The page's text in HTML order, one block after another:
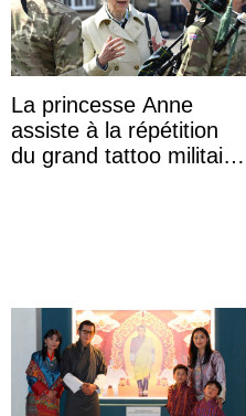
La princesse Anne
assiste à la répétition
du grand tattoo militaire